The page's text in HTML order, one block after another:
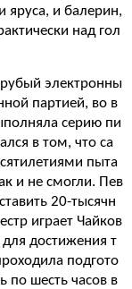
яруса, и балерин,
над гол
электронны
партией, во в
серию пи
в том, что са
пыта
и не смогли. Пев
20-тысячн
играет Чайков
для достижения т
подгото
по шесть часов в